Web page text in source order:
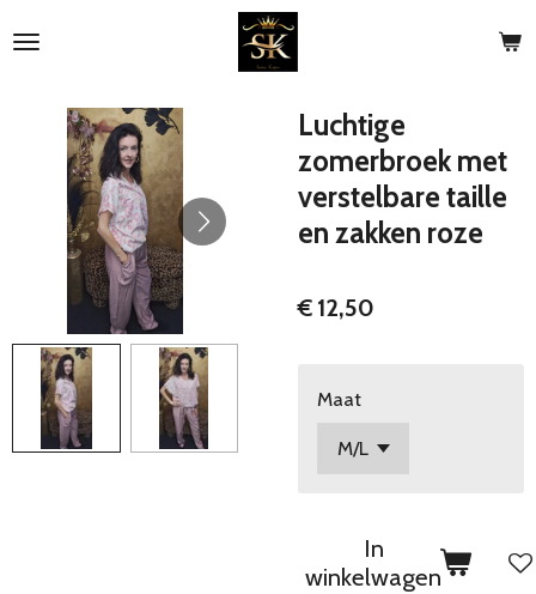
direct
hoofdinhoud
Luchtige
zomerbroek met
verstelbare taille
en zakken roze
€ 12,50
Maat
In
winkelwagen